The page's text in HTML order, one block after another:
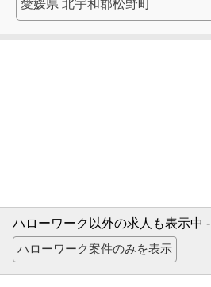
ハローワーク以外の求人も表示中 -